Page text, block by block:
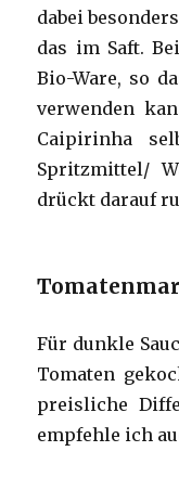
dabei
das im Saft.
Bio-Ware, so
verwenden
Caipirinha
Spritzmittel/
drückt darauf
Für dunkle
Tomaten
preisliche
empfehle ich